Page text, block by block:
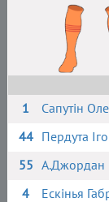
1
Сапутін
44 Пердута
55 А.Джордан
4
Ескінья